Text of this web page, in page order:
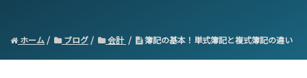
ホーム ブログ 会計 簿記の基本！単式簿記と複式簿記の違い